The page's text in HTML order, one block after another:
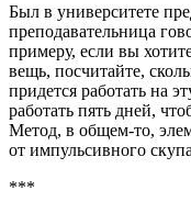
Был в университете
преподавательница
примеру, если вы
вещь, посчитайте,
придется работать на
работать пять дней,
Метод, в общем-то,
от импульсивного
​​​​​​​​​​​​​​***